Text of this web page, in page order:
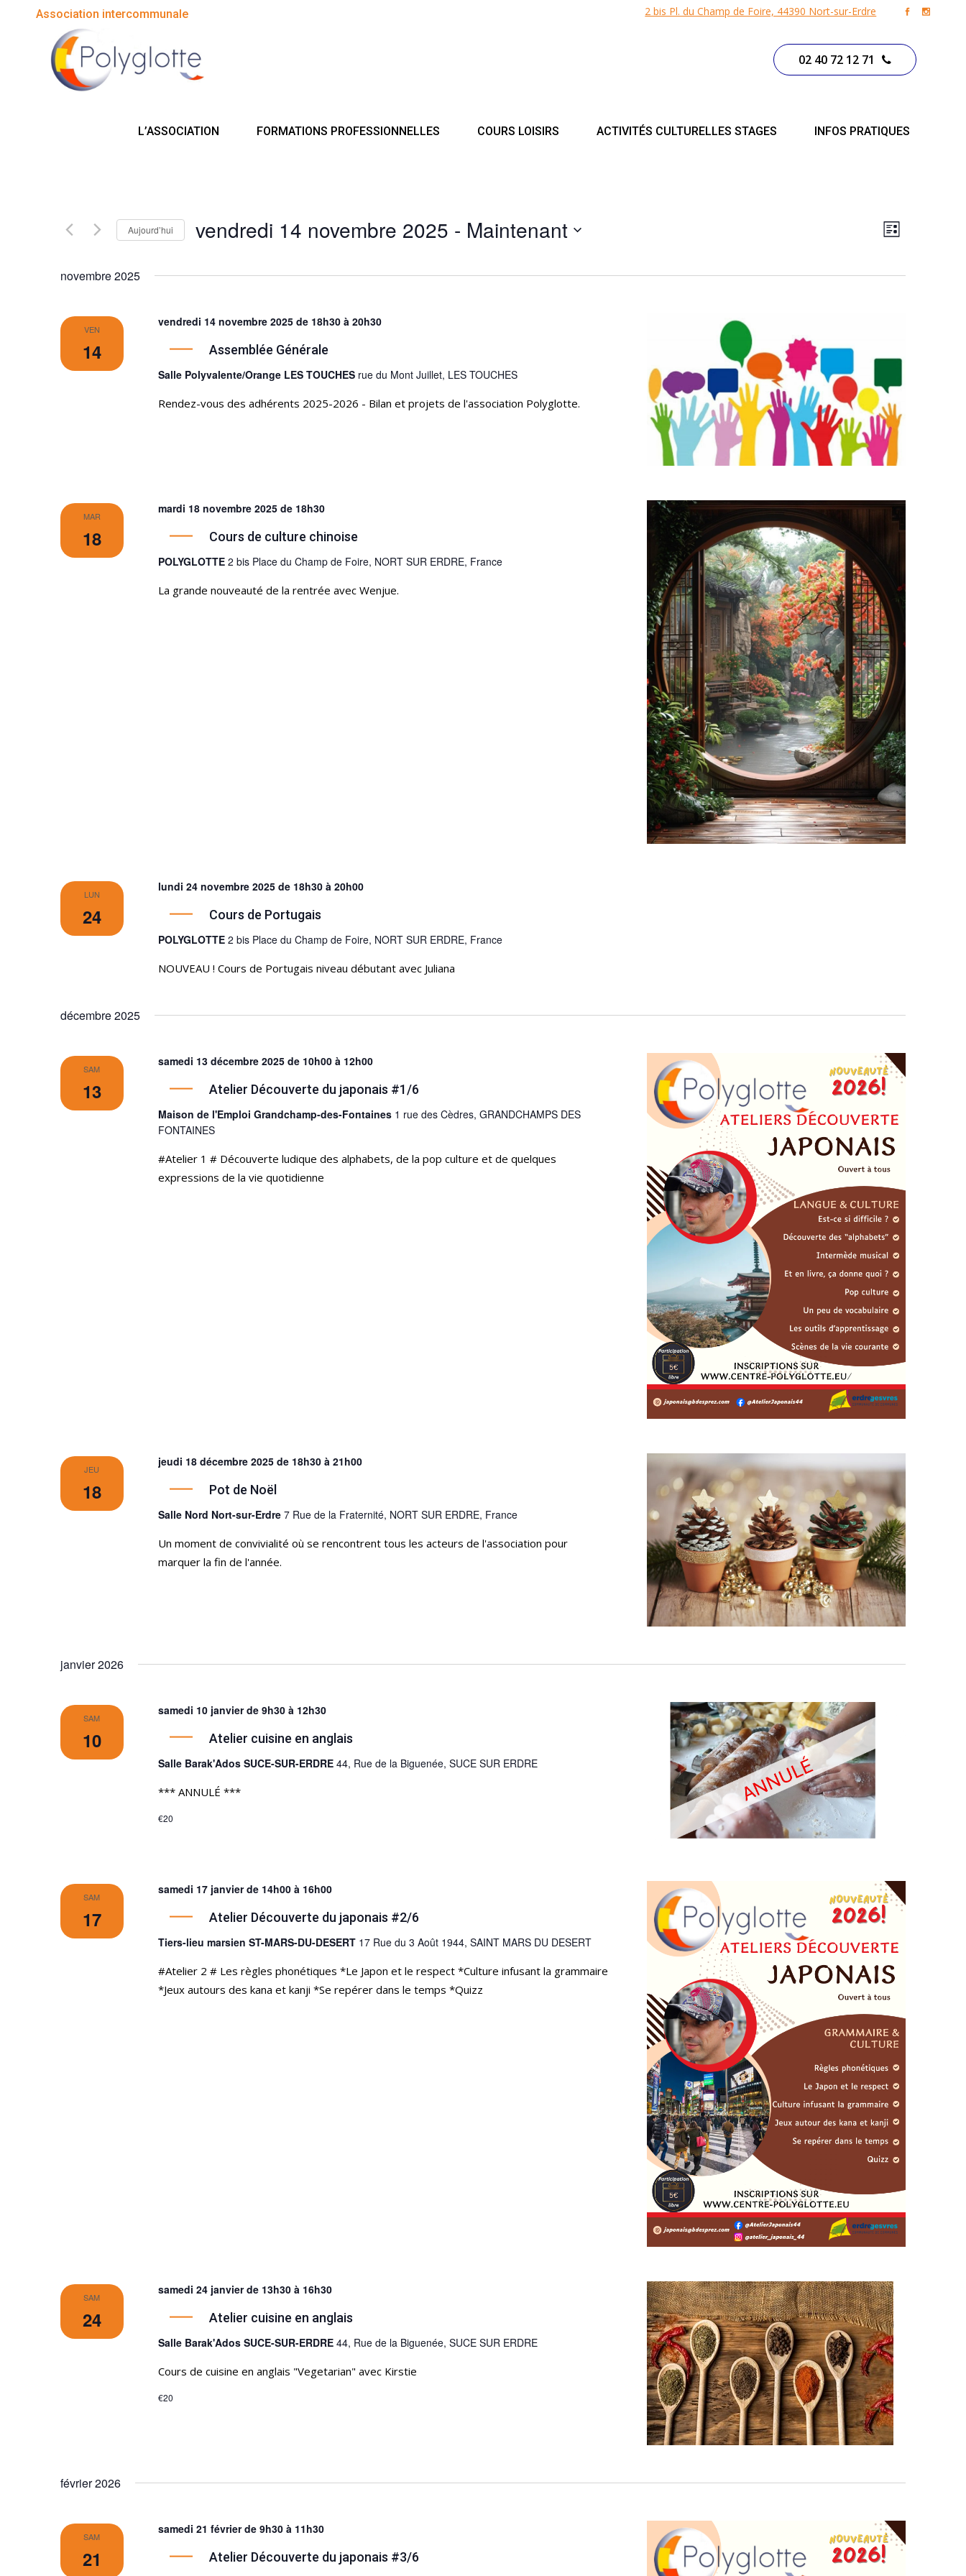
Association intercommunale 2 bis Pl. du Champ de Foire, 44390 Nort-sur-Erdre
02 40 72 12 71
L’ASSOCIATION FORMATIONS PROFESSIONNELLES COURS LOISIRS ACTIVITÉS CULTURELLES STAGES INFOS PRATIQUES
par
Liste
Aujourd’hui vendredi 14 novembre 2025 - Maintenant
novembre 2025
VEN
14
vendredi 14 novembre 2025 de 18h30à 20h30
Assemblée Générale
Salle Polyvalente/Orange LES TOUCHES rue du Mont Juillet, LES TOUCHES
Rendez-vous des adhérents 2025-2026 - Bilan et projets de l'association Polyglotte.
MAR
18
mardi 18 novembre 2025 de 18h30
Cours de culture chinoise
POLYGLOTTE 2 bis Place du Champ de Foire, NORT SUR ERDRE, France
La grande nouveauté de la rentrée avec Wenjue.
LUN
24
lundi 24 novembre 2025 de 18h30à 20h00
Cours de Portugais
POLYGLOTTE 2 bis Place du Champ de Foire, NORT SUR ERDRE, France
NOUVEAU ! Cours de Portugais niveau débutant avec Juliana
décembre 2025
SAM
13
samedi 13 décembre 2025 de 10h00à 12h00
Atelier Découverte du japonais #1/6
Maison de l'Emploi Grandchamp-des-Fontaines 1 rue des Cèdres, GRANDCHAMPS DES
FONTAINES
#Atelier 1 # Découverte ludique des alphabets, de la pop culture et de quelques
expressions de la vie quotidienne
JEU
18
jeudi 18 décembre 2025 de 18h30à 21h00
Pot de Noël
Salle Nord Nort-sur-Erdre 7 Rue de la Fraternité, NORT SUR ERDRE, France
Un moment de convivialité où se rencontrent tous les acteurs de l'association pour
marquer la fin de l'année.
janvier 2026
SAM
10
samedi 10 janvier de 9h30à 12h30
Atelier cuisine en anglais
Salle Barak'Ados SUCE-SUR-ERDRE 44, Rue de la Biguenée, SUCE SUR ERDRE
*** ANNULÉ ***
€20
SAM
17
samedi 17 janvier de 14h00à 16h00
Atelier Découverte du japonais #2/6
Tiers-lieu marsien ST-MARS-DU-DESERT 17 Rue du 3 Août 1944, SAINT MARS DU DESERT
#Atelier 2 # Les règles phonétiques *Le Japon et le respect *Culture infusant la grammaire
*Jeux autours des kana et kanji *Se repérer dans le temps *Quizz
SAM
24
samedi 24 janvier de 13h30à 16h30
Atelier cuisine en anglais
Salle Barak'Ados SUCE-SUR-ERDRE 44, Rue de la Biguenée, SUCE SUR ERDRE
Cours de cuisine en anglais "Vegetarian" avec Kirstie
€20
février 2026
SAM
21
samedi 21 février de 9h30à 11h30
Atelier Découverte du japonais #3/6